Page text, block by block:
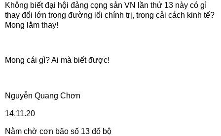
Không biết đại hội đảng cọng sản VN lần thứ 13 này có gì
thay đổi lớn trong đường lối chính trị, trong cải cách kinh tế?
Mong lắm thay!
Mong cái gì? Ai mà biết được!
Nguyễn Quang Chơn
14.11.20
Nằm chờ cơn bão số 13 đổ bộ